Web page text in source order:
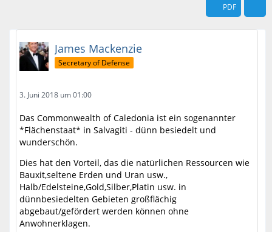
PDF
James Mackenzie
Secretary of Defense
3. Juni 2018 um 01:00
Das Commonwealth of Caledonia ist ein sogenannter
*Flächenstaat* in Salvagiti - dünn besiedelt und
wunderschön.
Dies hat den Vorteil, das die natürlichen Ressourcen wie
Bauxit,seltene Erden und Uran usw.,
Halb/Edelsteine,Gold,Silber,Platin usw. in
dünnbesiedelten Gebieten großflächig
abgebaut/gefördert werden können ohne
Anwohnerklagen.